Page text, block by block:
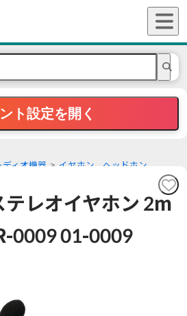
ト設定を開く
ディオ機器 イヤホン、ヘッドホン
テレオイヤホン 2m
0009 01-0009